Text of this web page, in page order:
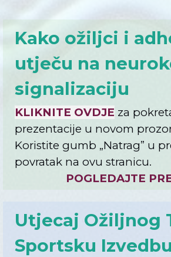
Kako ožiljci i
utječu na
signalizaciju
KLIKNITE OVDJE za
prezentacije u novom
Koristite gumb „Natrag” u
povratak na ovu stranicu.
POGLEDAJTE
Utjecaj Ožiljnog
Sportsku Izvedbu